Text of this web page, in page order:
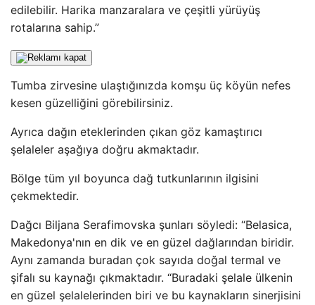
edilebilir. Harika manzaralara ve çeşitli yürüyüş
rotalarına sahip.”
Tumba zirvesine ulaştığınızda komşu üç köyün nefes
kesen güzelliğini görebilirsiniz.
Ayrıca dağın eteklerinden çıkan göz kamaştırıcı
şelaleler aşağıya doğru akmaktadır.
Bölge tüm yıl boyunca dağ tutkunlarının ilgisini
çekmektedir.
Dağcı Biljana Serafimovska şunları söyledi: “Belasica,
Makedonya'nın en dik ve en güzel dağlarından biridir.
Aynı zamanda buradan çok sayıda doğal termal ve
şifalı su kaynağı çıkmaktadır. “Buradaki şelale ülkenin
en güzel şelalelerinden biri ve bu kaynakların sinerjisini